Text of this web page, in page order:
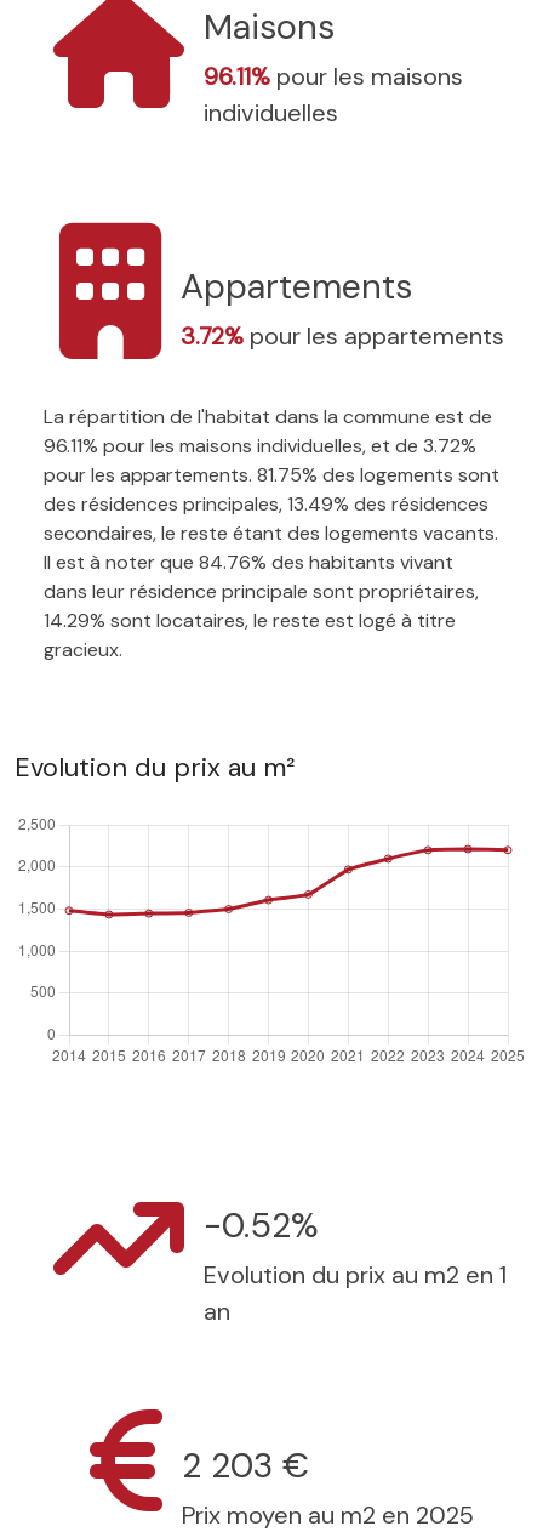
Maisons
96.11% pour les maisons
individuelles
Appartements
3.72% pour les appartements
La répartition de l'habitat dans la commune est de
96.11% pour les maisons individuelles, et de 3.72%
pour les appartements. 81.75% des logements sont
des résidences principales, 13.49% des résidences
secondaires, le reste étant des logements vacants.
Il est à noter que 84.76% des habitants vivant
dans leur résidence principale sont propriétaires,
14.29% sont locataires, le reste est logé à titre
gracieux.
Evolution du prix au m²
-0.52%
Evolution du prix au m2 en 1
an
2 203 €
Prix moyen au m2 en 2025